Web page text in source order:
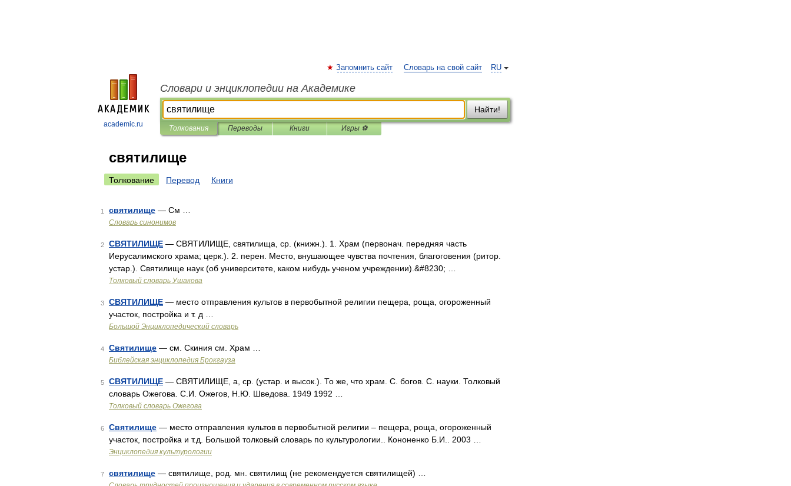
academic.ru
RU
Запомнить сайт Словарь на свой сайт
Словари и энциклопедии на Академике
Найти!
Толкования Переводы Книги Игры ⚽
святилище
Толкование Перевод Книги
1 святилище — См …
Словарь синонимов
2 СВЯТИЛИЩЕ — СВЯТИЛИЩЕ, святилища, ср. (книжн.). 1. Храм (первонач. передняя часть
Иерусалимского храма; церк.). 2. перен. Место, внушающее чувства почтения, благоговения (ритор.
устар.). Святилище наук (об университете, каком нибудь ученом учреждении).&#8230; …
Толковый словарь Ушакова
3 СВЯТИЛИЩЕ — место отправления культов в первобытной религии пещера, роща, огороженный
участок, постройка и т. д …
Большой Энциклопедический словарь
4 Святилище — см. Скиния см. Храм …
Библейская энциклопедия Брокгауза
5 СВЯТИЛИЩЕ — СВЯТИЛИЩЕ, а, ср. (устар. и высок.). То же, что храм. С. богов. С. науки. Толковый
словарь Ожегова. С.И. Ожегов, Н.Ю. Шведова. 1949 1992 …
Толковый словарь Ожегова
6 Святилище — место отправления культов в первобытной религии – пещера, роща, огороженный
участок, постройка и т.д. Большой толковый словарь по культурологии.. Кононенко Б.И.. 2003 …
Энциклопедия культурологии
7 святилище — святилище, род. мн. святилищ (не рекомендуется святилищей) …